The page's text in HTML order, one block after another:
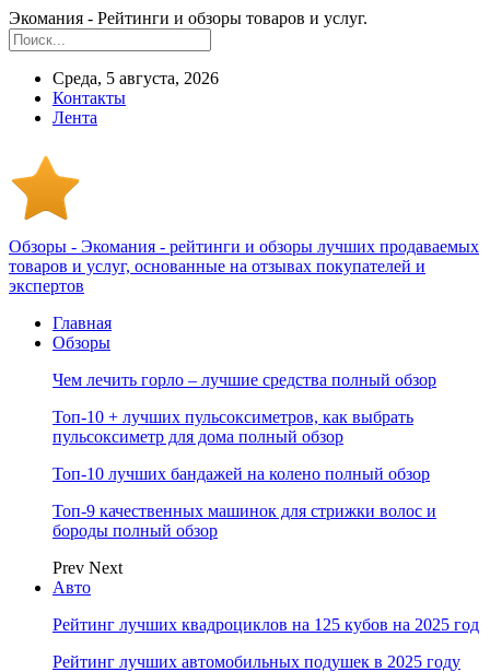
Экомания - Рейтинги и обзоры товаров и услуг.
Среда, 5 августа, 2026
Контакты
Лента
Обзоры - Экомания - рейтинги и обзоры лучших продаваемых
товаров и услуг, основанные на отзывах покупателей и
экспертов
Главная
Обзоры
Чем лечить горло – лучшие средства полный обзор
Топ-10 + лучших пульсоксиметров, как выбрать
пульсоксиметр для дома полный обзор
Топ-10 лучших бандажей на колено полный обзор
Топ-9 качественных машинок для стрижки волос и
бороды полный обзор
Prev Next
Авто
Рейтинг лучших квадроциклов на 125 кубов на 2025 год
Рейтинг лучших автомобильных подушек в 2025 году